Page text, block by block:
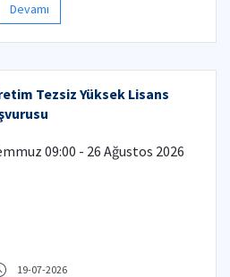
Devamı
Tezsiz Yüksek Lisans
09:00 - 26 Ağustos 2026
19-07-2026